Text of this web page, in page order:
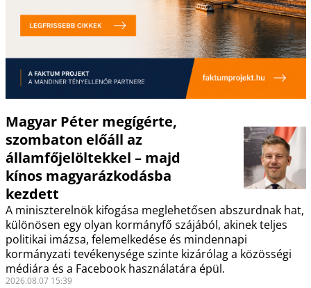
Magyar Péter megígérte,
szombaton előáll az
államfőjelöltekkel – majd
kínos magyarázkodásba
kezdett
A miniszterelnök kifogása meglehetősen abszurdnak hat,
különösen egy olyan kormányfő szájából, akinek teljes
politikai imázsa, felemelkedése és mindennapi
kormányzati tevékenysége szinte kizárólag a közösségi
médiára és a Facebook használatára épül.
2026.08.07 15:39